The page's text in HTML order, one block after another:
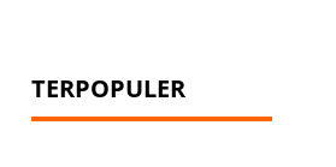
TERPOPULER